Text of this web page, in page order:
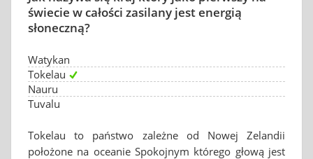
świecie w całości zasilany jest energią
słoneczną?
Watykan
Tokelau
Nauru
Tuvalu
Tokelau to państwo zależne od Nowej Zelandii
położone na oceanie Spokojnym którego głową jest